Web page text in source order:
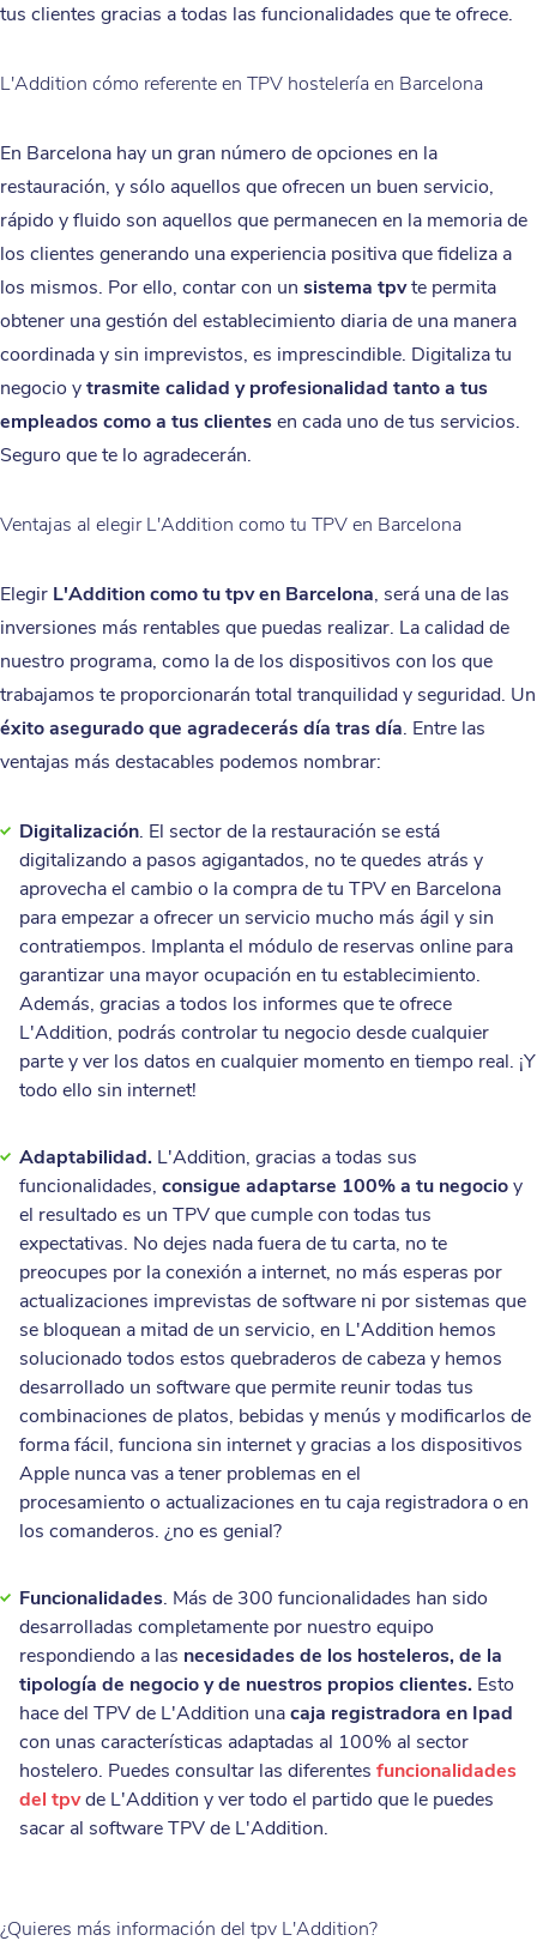
tus clientes gracias a todas las funcionalidades que te ofrece.
L'Addition cómo referente en TPV hostelería en Barcelona
En Barcelona hay un gran número de opciones en la
restauración, y sólo aquellos que ofrecen un buen servicio,
rápido y fluido son aquellos que permanecen en la memoria de
los clientes generando una experiencia positiva que fideliza a
los mismos. Por ello, contar con un sistema tpvte permita
obtener una gestión del establecimiento diaria de una manera
coordinada y sin imprevistos, es imprescindible. Digitaliza tu
negocio ytrasmite calidad y profesionalidad tanto a tus
empleados como a tus clientesen cada uno de tus servicios.
Seguro que te lo agradecerán.
Ventajas al elegir L'Addition como tu TPV en Barcelona
Elegir L'Addition como tu tpv en Barcelona, será una de las
inversiones más rentables que puedas realizar. La calidad de
nuestro programa, como la de los dispositivos con los que
trabajamos te proporcionarán total tranquilidad y seguridad. Un
éxito asegurado que agradecerás día tras día. Entre las
ventajas más destacables podemos nombrar:
Digitalización. El sector de la restauración se está
digitalizando a pasos agigantados, no te quedes atrás y
aprovecha el cambio o la compra de tu TPV en Barcelona
para empezar a ofrecer un servicio mucho más ágil y sin
contratiempos. Implanta el módulo de reservas online para
garantizar una mayor ocupación en tu establecimiento.
Además, gracias a todos los informes que te ofrece
L'Addition, podrás controlar tu negocio desde cualquier
parte y ver los datos en cualquier momento en tiempo real. ¡Y
todo ello sin internet!
Adaptabilidad. L'Addition, gracias a todas sus
funcionalidades, consigue adaptarse 100% a tu negocioy
el resultado es un TPV que cumple con todas tus
expectativas. No dejes nada fuera de tu carta, no te
preocupes por la conexión a internet, no más esperas por
actualizaciones imprevistas de software ni por sistemas que
se bloquean a mitad de un servicio, en L'Addition hemos
solucionado todos estos quebraderos de cabeza y hemos
desarrollado un software que permite reunir todas tus
combinaciones de platos, bebidas y menús y modificarlos de
forma fácil, funciona sin internet y gracias a los dispositivos
Apple nunca vas a tener problemas en el
procesamiento o actualizaciones en tu caja registradora o en
los comanderos. ¿no es genial?
Funcionalidades. Más de 300 funcionalidades han sido
desarrolladas completamente por nuestro equipo
respondiendo a las necesidades de los hosteleros, de la
tipología de negocio y de nuestros propios clientes. Esto
hace del TPV de L'Addition unacaja registradora en Ipad
con unas características adaptadas al 100% al sector
hostelero. Puedes consultar las diferentes funcionalidades
del tpvde L'Addition y ver todo el partido que le puedes
sacar al software TPV de L'Addition.
¿Quieres más información del tpv L'Addition?